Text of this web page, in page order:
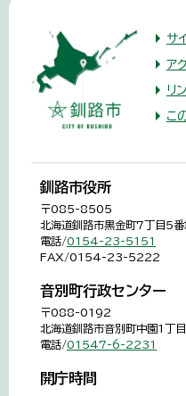
サ
ア
リ
こ
釧路市役所
〒085-8505
北海道釧路市黒金町7丁目5番
電話/0154-23-5151
FAX/0154-23-5222
音別町行政センター
〒088-0192
北海道釧路市音別町中園1丁
電話/01547-6-2231
開庁時間